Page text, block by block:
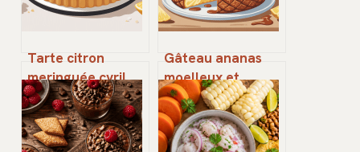
Tarte citron
meringuée cyril
lignac : la recette
réussie pas à pas
Gâteau ananas
moelleux et
caramélisé : la
recette facile et
inratable